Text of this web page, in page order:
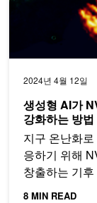
2024년 4월 12일
생성형 AI가
강화하는 방법
지구 온난화
응하기 위해
창출하는 기
8 MIN READ